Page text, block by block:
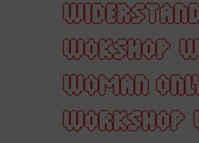
WOKSHOP
WOMAN
WORKSHOP